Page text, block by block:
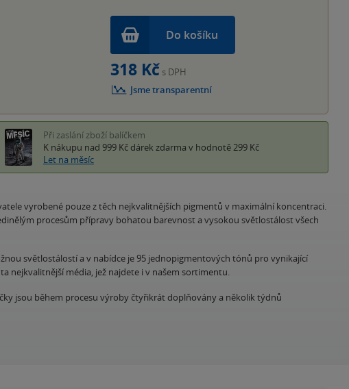
Do košíku
318 Kč s DPH
Jsme transparentní
Při zaslání zboží balíčkem
K nákupu nad 999 Kč dárek zdarma v hodnotě 299 Kč
Let na měsíc
vyrobené pouze z těch nejkvalitnějších pigmentů v maximální koncentraci.
procesům přípravy bohatou barevnost a vysokou světlostálost všech
světlostálostí a v nabídce je 95 jednopigmentových tónů pro vynikající
nejkvalitnější média, jež najdete i v našem sortimentu.
jsou během procesu výroby čtyřikrát doplňovány a několik týdnů